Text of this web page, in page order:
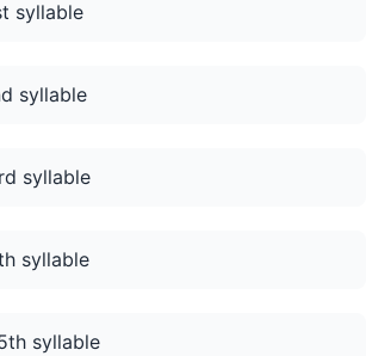
syllable
syllable
syllable
syllable
syllable